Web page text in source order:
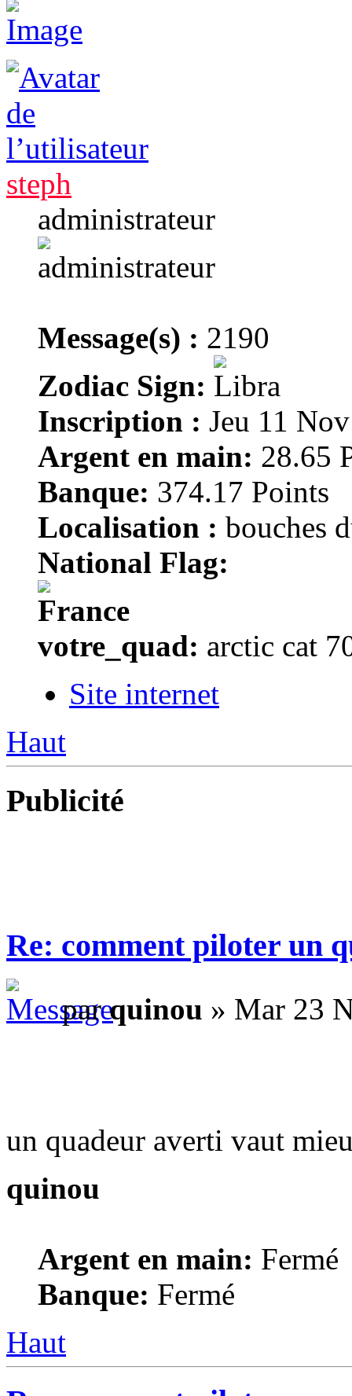
steph
administrateur
Message(s) : 2190
Zodiac Sign:
Inscription : Jeu 11
Argent en main: 28.65
Banque: 374.17 Points
Localisation : bouches
National Flag:
votre_quad: arctic cat
Site internet
Haut
Publicité
Re: comment piloter un
parquinou » Mar 23
un quadeur averti vaut
quinou
Argent en main: Fermé
Banque: Fermé
Haut